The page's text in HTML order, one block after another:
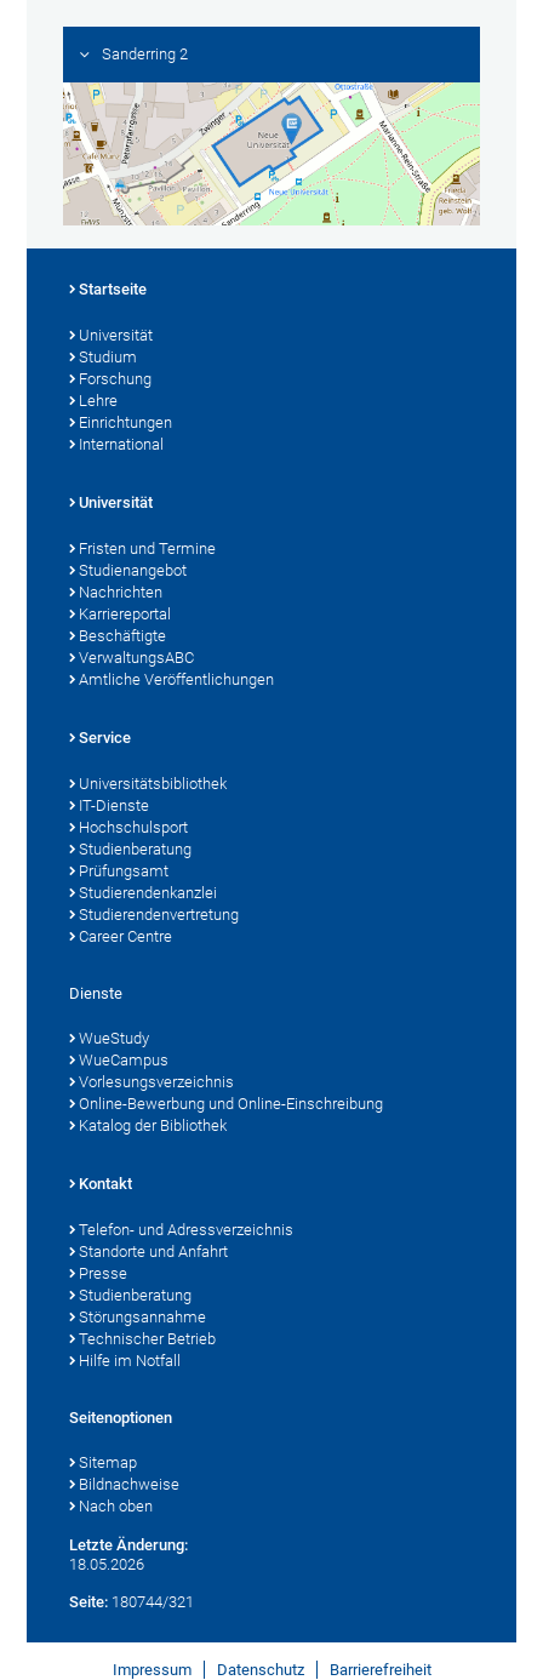
Sanderring 2
Startseite
Universität
Studium
Forschung
Lehre
Einrichtungen
International
Universität
Fristen und Termine
Studienangebot
Nachrichten
Karriereportal
Beschäftigte
VerwaltungsABC
Amtliche Veröffentlichungen
Service
Universitätsbibliothek
IT-Dienste
Hochschulsport
Studienberatung
Prüfungsamt
Studierendenkanzlei
Studierendenvertretung
Career Centre
Dienste
WueStudy
WueCampus
Vorlesungsverzeichnis
Online-Bewerbung und Online-Einschreibung
Katalog der Bibliothek
Kontakt
Telefon- und Adressverzeichnis
Standorte und Anfahrt
Presse
Studienberatung
Störungsannahme
Technischer Betrieb
Hilfe im Notfall
Seitenoptionen
Sitemap
Bildnachweise
Nach oben
Letzte Änderung:
18.05.2026
Seite: 180744/321
Impressum Datenschutz Barrierefreiheit